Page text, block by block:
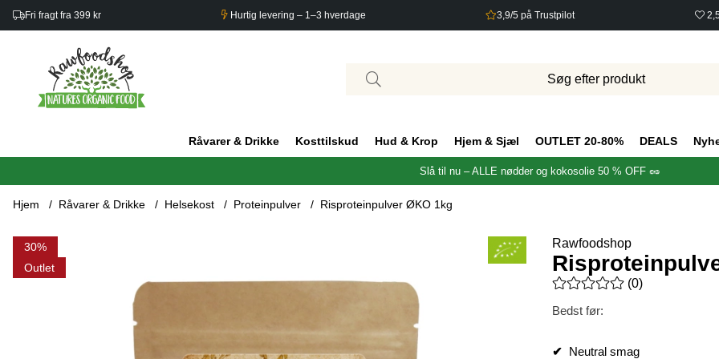
Fri fragt fra 399 kr Hurtig levering – 1–3 hverdage 3,9/5 på Trustpilot
Råvarer & Drikke Kosttilskud Hud & Krop Hjem & Sjæl OUTLET 20-80% DEALS
Slå til nu – ALLE nødder og kokosolie 50 % OFF 🥜
Hjem Råvarer & Drikke Helsekost Proteinpulver Risproteinpulver ØKO 1kg
30
Outlet
Produktbilleder Risproteinpulver ØKO 1kg Rawfoodshop
Gennemsnitlig vurdering 0
(0)
Bedst før:
✔
Neutral smag